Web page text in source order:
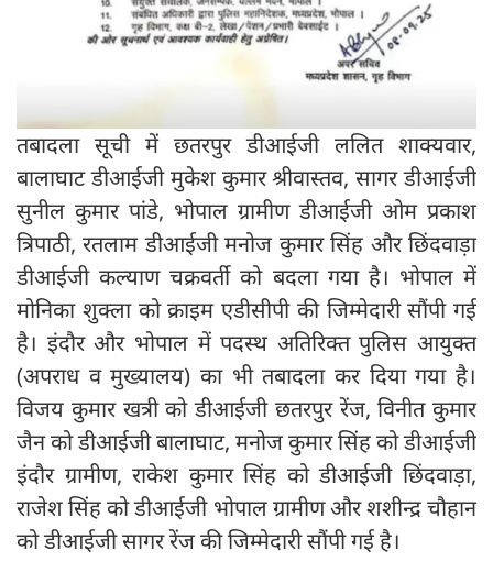
तबादला सूची में छतरपुर डीआईजी ललित शाक्यवार,
बालाघाट डीआईजी मुकेश कुमार श्रीवास्तव, सागर डीआईजी
सुनील कुमार पांडे, भोपाल ग्रामीण डीआईजी ओम प्रकाश
त्रिपाठी, रतलाम डीआईजी मनोज कुमार सिंह और छिंदवाड़ा
डीआईजी कल्याण चक्रवर्ती को बदला गया है। भोपाल में
मोनिका शुक्ला को क्राइम एडीसीपी की जिम्मेदारी सौंपी गई
है। इंदौर और भोपाल में पदस्थ अतिरिक्त पुलिस आयुक्त
(अपराध व मुख्यालय) का भी तबादला कर दिया गया है।
विजय कुमार खत्री को डीआईजी छतरपुर रेंज, विनीत कुमार
जैन को डीआईजी बालाघाट, मनोज कुमार सिंह को डीआईजी
इंदौर ग्रामीण, राकेश कुमार सिंह को डीआईजी छिंदवाड़ा,
राजेश सिंह को डीआईजी भोपाल ग्रामीण और शशीन्द्र चौहान
को डीआईजी सागर रेंज की जिम्मेदारी सौंपी गई है।